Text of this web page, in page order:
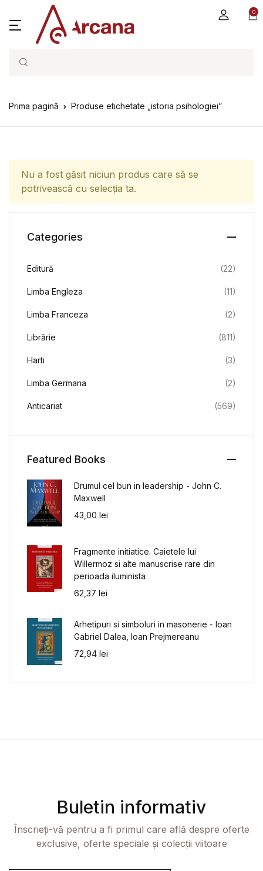
0
Search
Prima pagină Produse etichetate „istoria psihologiei”
Nu a fost găsit niciun produs care să se
potrivească cu selecția ta.
Categories
Editură (22)
Limba Engleza (11)
Limba Franceza (2)
Librărie (811)
Harti (3)
Limba Germana (2)
Anticariat (569)
Featured Books
Drumul cel bun in leadership - John C.
Maxwell
43,00 lei
Fragmente initiatice. Caietele lui
Willermoz si alte manuscrise rare din
perioada iluminista
62,37 lei
Arhetipuri si simboluri in masonerie - Ioan
Gabriel Dalea, Ioan Prejmereanu
72,94 lei
Buletin informativ
Înscrieți-vă pentru a fi primul care află despre oferte
exclusive, oferte speciale și colecții viitoare